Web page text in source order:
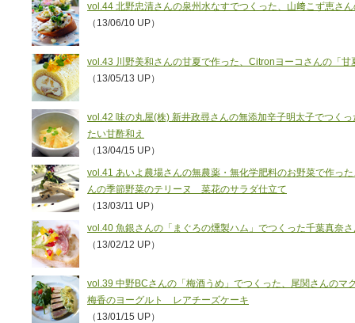
vol.44 北野忠清さんの泉州水なすでつくった、山﨑こず恵さ
（13/06/10 UP）
vol.43 川野美和さんの甘夏で作った、Citronヨーコさんの「
（13/05/13 UP）
vol.42 味の丸屋(株) 新井政尋さんの無添加辛子明太子でつく
たい甘酢和え
（13/04/15 UP）
vol.41 あいよ農場さんの無農薬・無化学肥料のお野菜で作っ
んの季節野菜のテリーヌ 菜花のサラダ仕立て
（13/03/11 UP）
vol.40 魚銀さんの「まぐろの燻製ハム」でつくった千葉真奈
（13/02/12 UP）
vol.39 中野BCさんの「梅酒うめ」でつくった、尾関さんの
梅香のヨーグルト レアチーズケーキ
（13/01/15 UP）